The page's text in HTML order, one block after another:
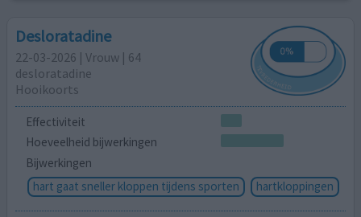
Desloratadine
22-03-2026 | Vrouw | 64
desloratadine
Hooikoorts
Effectiviteit
Hoeveelheid bijwerkingen
Bijwerkingen
hart gaat sneller kloppen tijdens sporten
hartkloppingen